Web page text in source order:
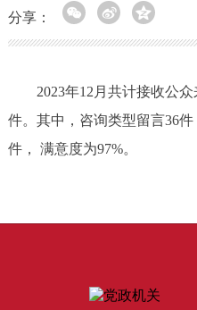
分享：
2023年12月共计接收公众
件。其中，咨询类型留言36
件， 满意度为97%。